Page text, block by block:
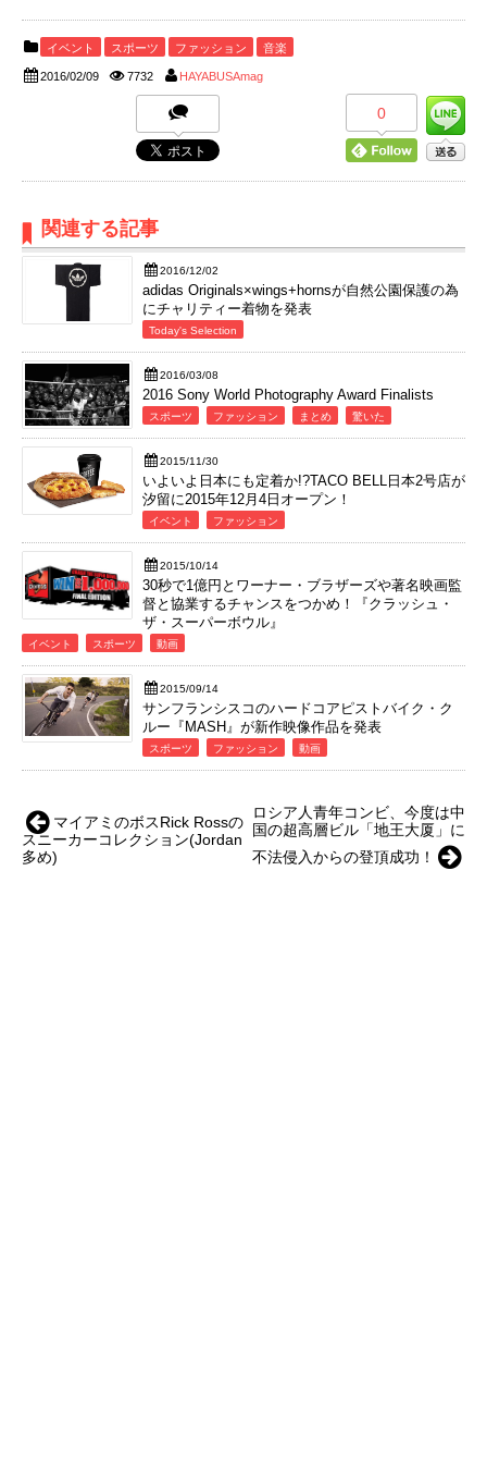
イベント スポーツ ファッション 音楽
2016/02/09 7732 HAYABUSAmag
0
関連する記事
2016/12/02
adidas Originals×wings+hornsが自然公園保護の為
にチャリティー着物を発表
Today's Selection
2016/03/08
2016 Sony World Photography Award Finalists
スポーツ ファッション まとめ 驚いた
2015/11/30
いよいよ日本にも定着か!?TACO BELL日本2号店が
汐留に2015年12月4日オープン！
イベント ファッション
2015/10/14
30秒で1億円とワーナー・ブラザーズや著名映画監
督と協業するチャンスをつかめ！『クラッシュ・
ザ・スーパーボウル』
イベント スポーツ 動画
2015/09/14
サンフランシスコのハードコアピストバイク・ク
ルー『MASH』が新作映像作品を発表
スポーツ ファッション 動画
ロシア人青年コンビ、今度は中
国の超高層ビル「地王大厦」に
不法侵入からの登頂成功！
マイアミのボスRick Rossの
スニーカーコレクション(Jordan
多め)